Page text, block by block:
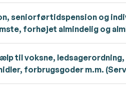
seniorførtidspension og
forhøjet almindelig og
til voksne,
forbrugsgoder m.m.